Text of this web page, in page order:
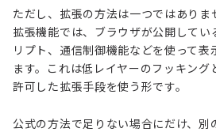
ただし、拡張の方法は一つではあり
拡張機能では、ブラウザが公開してい
リプト、通信制御機能などを使って
ます。これは低レイヤーのフッキン
許可した拡張手段を使う形です。
公式の方法で足りない場合にだけ、別